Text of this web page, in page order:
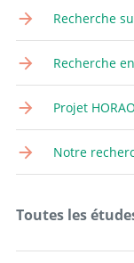
Aller au profil
Aller au profil
Aller au profil
Aller au profil
Aller au profil
Recherche
Recherche
Projet HORAO
Notre
Toutes les